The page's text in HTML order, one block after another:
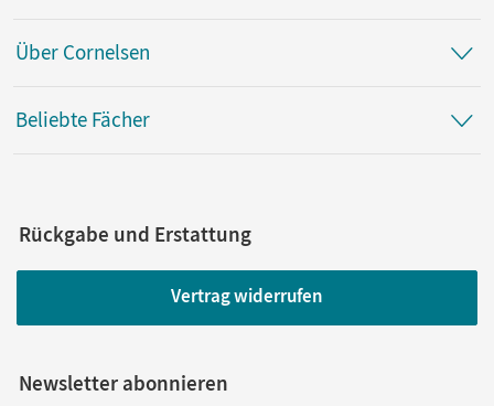
Über Cornelsen
Beliebte Fächer
Rückgabe und Erstattung
Vertrag widerrufen
Newsletter abonnieren